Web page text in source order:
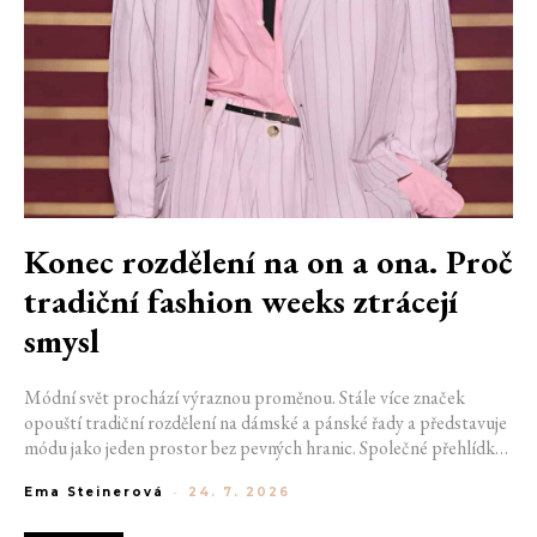
Konec rozdělení na on a ona. Proč
tradiční fashion weeks ztrácejí
smysl
Módní svět prochází výraznou proměnou. Stále více značek
opouští tradiční rozdělení na dámské a pánské řady a představuje
módu jako jeden prostor bez pevných hranic. Společné přehlídky,
klasické týdny módy mohou brzy vypadat úplně jinak.
Ema Steinerová - 24. 7. 2026